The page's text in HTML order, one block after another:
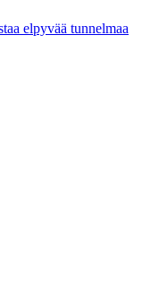
elpyvää tunnelmaa